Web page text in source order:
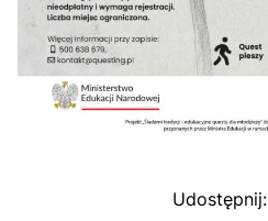
Udostępnij: